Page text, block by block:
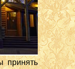
принять